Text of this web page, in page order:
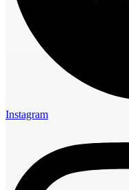
Instagram